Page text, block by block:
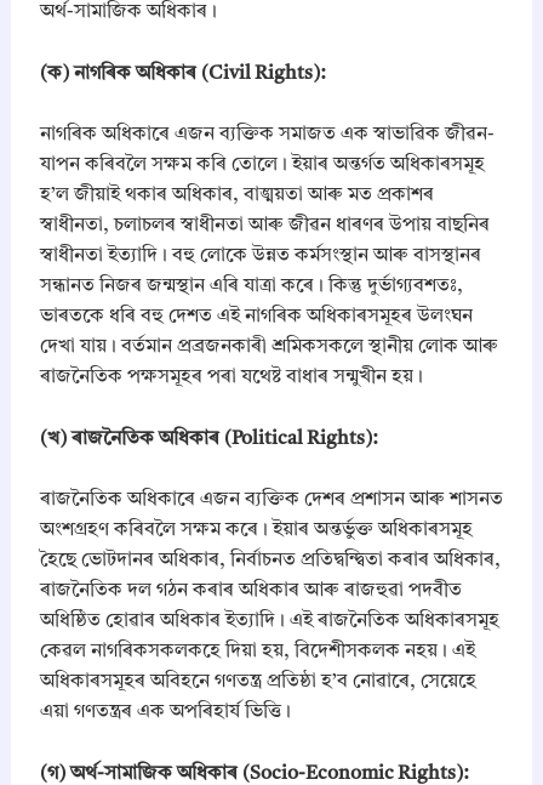
H
C
A
E
B
L
e
s
t
l
a
s
|
A
s
a
m
অৰ্থ-সামাজিক অধিকাৰ।
​(ক) নাগৰিক অধিকাৰ (Civil Rights):
নাগৰিক অধিকাৰে এজন ব্যক্তিক সমাজত এক স্বাভাৱিক জীৱন-
যাপন কৰিবলৈ সক্ষম কৰি তোলে। ইয়াৰ অন্তৰ্গত অধিকাৰসমূহ
হ’ল জীয়াই থকাৰ অধিকাৰ, বাঙ্ময়তা আৰু মত প্ৰকাশৰ
স্বাধীনতা, চলাচলৰ স্বাধীনতা আৰু জীৱন ধাৰণৰ উপায় বাছনিৰ
স্বাধীনতা ইত্যাদি। বহু লোকে উন্নত কৰ্মসংস্থান আৰু বাসস্থানৰ
সন্ধানত নিজৰ জন্মস্থান এৰি যাত্ৰা কৰে। কিন্তু দুৰ্ভাগ্যবশতঃ,
ভাৰতকে ধৰি বহু দেশত এই নাগৰিক অধিকাৰসমূহৰ উলংঘন
দেখা যায়। বৰ্তমান প্ৰব্ৰজনকাৰী শ্ৰমিকসকলে স্থানীয় লোক আৰু
ৰাজনৈতিক পক্ষসমূহৰ পৰা যথেষ্ট বাধাৰ সন্মুখীন হয়।
​(খ) ৰাজনৈতিক অধিকাৰ (Political Rights):
ৰাজনৈতিক অধিকাৰে এজন ব্যক্তিক দেশৰ প্ৰশাসন আৰু শাসনত
অংশগ্ৰহণ কৰিবলৈ সক্ষম কৰে। ইয়াৰ অন্তর্ভুক্ত অধিকাৰসমূহ
হৈছে ভোটদানৰ অধিকাৰ, নিৰ্বাচনত প্ৰতিদ্বন্দ্বিতা কৰাৰ অধিকাৰ,
ৰাজনৈতিক দল গঠন কৰাৰ অধিকাৰ আৰু ৰাজহুৱা পদবীত
অধিষ্ঠিত হোৱাৰ অধিকাৰ ইত্যাদি। এই ৰাজনৈতিক অধিকাৰসমূহ
কেৱল নাগৰিকসকলকহে দিয়া হয়, বিদেশীসকলক নহয়। এই
অধিকাৰসমূহৰ অবিহনে গণতন্ত্ৰ প্ৰতিষ্ঠা হ’ব নোৱাৰে, সেয়েহে
এয়া গণতন্ত্ৰৰ এক অপৰিহাৰ্য ভিত্তি।
​(গ) অৰ্থ-সামাজিক অধিকাৰ (Socio-Economic Rights):